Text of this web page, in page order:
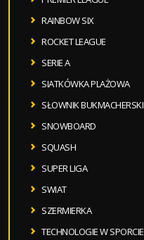
RAINBOW SIX
ROCKET LEAGUE
SERIE A
SIATKÓWKA PLAŻOWA
SŁOWNIK BUKMACHERSKI
SNOWBOARD
SQUASH
SUPER LIGA
SWIAT
SZERMIERKA
TECHNOLOGIE W SPORCIE